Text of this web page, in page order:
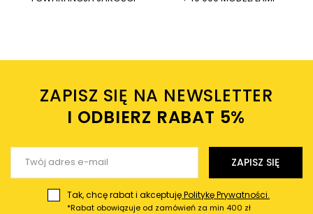
Twoje imię
Twój email
ZAPISZ SIĘ NA NEWSLETTER
I ODBIERZ RABAT 5%ㅤ
ZAPISZ SIĘ
Tak, chcę rabat i akceptujęPolitykę Prywatności.
*Rabat obowiązuje od zamówień za min 400 zł